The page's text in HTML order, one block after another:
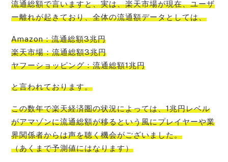
流通総額で言いますと、実は、楽天市場が現在、ユーザ
ー離れが起きており、全体の流通額データとしては、
Amazon：流通総額3兆円
楽天市場：流通総額3兆円
ヤフーショッピング：流通総額1兆円
と言われております。
この数年で楽天経済圏の状況によっては、1兆円レベル
がアマゾンに流通総額が移るという風にプレイヤーや業
界関係者からは声を聴く機会がございました。
（あくまで予測値にはなります）